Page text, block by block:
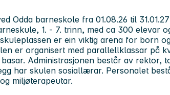
Odda barneskole fra 01.08.26 til 31.01.27
1. - 7. trinn, med ca 300 elevar
er ein viktig arena for born
er organisert med parallellklassar på
Administrasjonen består av rektor,
har skulen sosiallærar. Personalet
miljøterapeutar.